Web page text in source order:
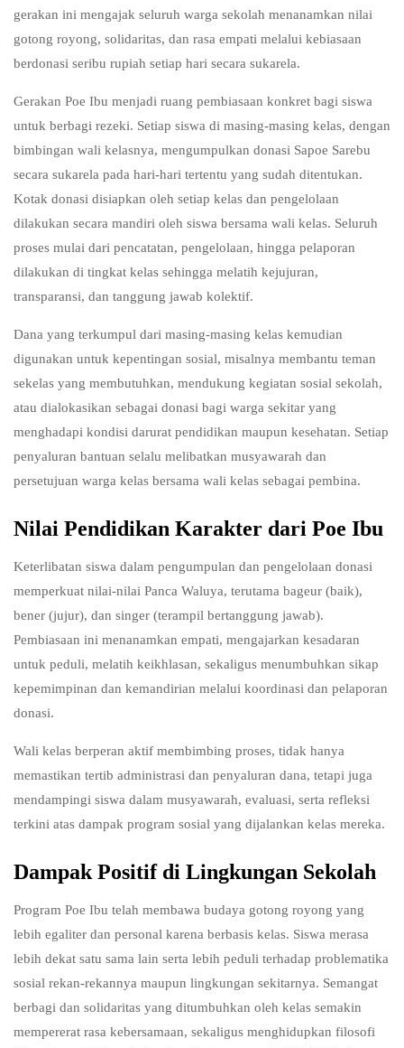
gerakan ini mengajak seluruh warga sekolah menanamkan nilai
gotong royong, solidaritas, dan rasa empati melalui kebiasaan
berdonasi seribu rupiah setiap hari secara sukarela.
Gerakan Poe Ibu menjadi ruang pembiasaan konkret bagi siswa
untuk berbagi rezeki. Setiap siswa di masing-masing kelas, dengan
bimbingan wali kelasnya, mengumpulkan donasi Sapoe Sarebu
secara sukarela pada hari-hari tertentu yang sudah ditentukan.
Kotak donasi disiapkan oleh setiap kelas dan pengelolaan
dilakukan secara mandiri oleh siswa bersama wali kelas. Seluruh
proses mulai dari pencatatan, pengelolaan, hingga pelaporan
dilakukan di tingkat kelas sehingga melatih kejujuran,
transparansi, dan tanggung jawab kolektif.
Dana yang terkumpul dari masing-masing kelas kemudian
digunakan untuk kepentingan sosial, misalnya membantu teman
sekelas yang membutuhkan, mendukung kegiatan sosial sekolah,
atau dialokasikan sebagai donasi bagi warga sekitar yang
menghadapi kondisi darurat pendidikan maupun kesehatan. Setiap
penyaluran bantuan selalu melibatkan musyawarah dan
persetujuan warga kelas bersama wali kelas sebagai pembina.​
Nilai Pendidikan Karakter dari Poe Ibu
Keterlibatan siswa dalam pengumpulan dan pengelolaan donasi
memperkuat nilai-nilai Panca Waluya, terutama bageur (baik),
bener (jujur), dan singer (terampil bertanggung jawab).
Pembiasaan ini menanamkan empati, mengajarkan kesadaran
untuk peduli, melatih keikhlasan, sekaligus menumbuhkan sikap
kepemimpinan dan kemandirian melalui koordinasi dan pelaporan
donasi.
Wali kelas berperan aktif membimbing proses, tidak hanya
memastikan tertib administrasi dan penyaluran dana, tetapi juga
mendampingi siswa dalam musyawarah, evaluasi, serta refleksi
terkini atas dampak program sosial yang dijalankan kelas mereka.​
Dampak Positif di Lingkungan Sekolah
Program Poe Ibu telah membawa budaya gotong royong yang
lebih egaliter dan personal karena berbasis kelas. Siswa merasa
lebih dekat satu sama lain serta lebih peduli terhadap problematika
sosial rekan-rekannya maupun lingkungan sekitarnya. Semangat
berbagi dan solidaritas yang ditumbuhkan oleh kelas semakin
mempererat rasa kebersamaan, sekaligus menghidupkan filosofi